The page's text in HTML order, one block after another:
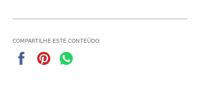
COMPARTILHE ESTE CONTEÚDO: